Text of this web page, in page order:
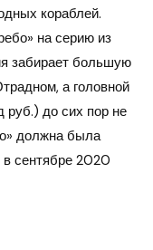
кораблей.
на серию из
забирает большую
а головной
руб.) до сих пор не
должна была
сентябре 2020